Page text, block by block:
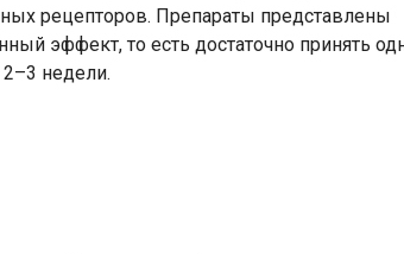
рецепторов. Препараты представлены
эффект, то есть достаточно принять
недели.